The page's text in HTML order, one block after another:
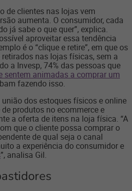
de clientes nas lojas vem
aumenta. O consumidor, cada
já sabe o que quer”, explica.
aproveitar essa tendência
é o “clique e retire”, em que os
nas lojas físicas, sem a
a Invesp, 74% das pessoas que
sentem animadas a comprar um
fazendo isso.
dos estoques físicos e online
produtos no ecommerce e
a oferta de itens na loja física. “A
que o cliente possa comprar o
de qual seja o canal
a experiência do consumidor e
”, analisa Gil.